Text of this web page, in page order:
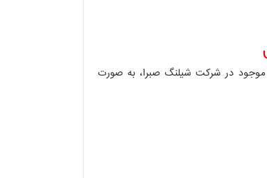
موجود در شرکت شیلنگ صبرا، به صورت